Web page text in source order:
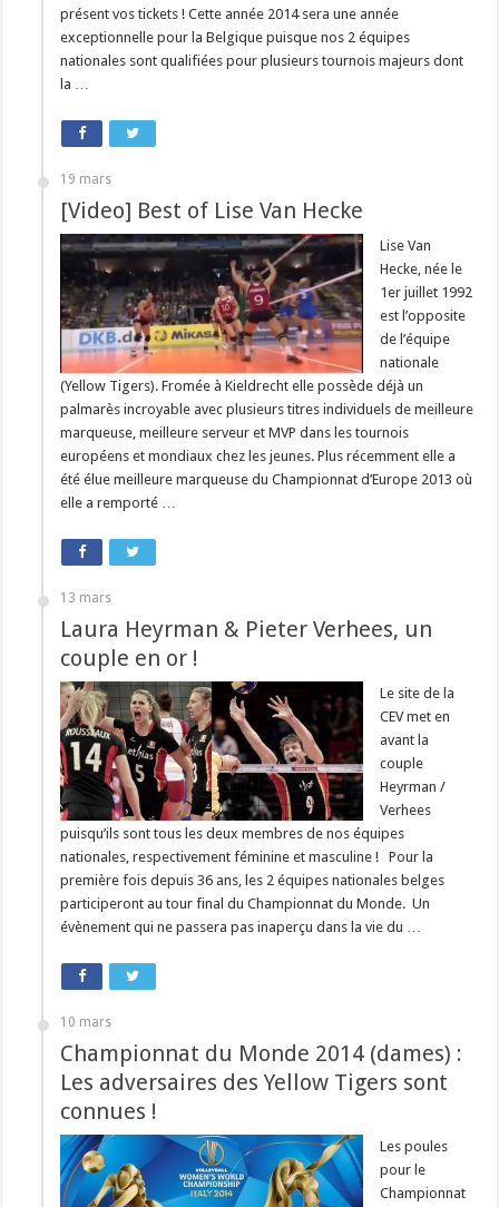
présent vos tickets ! Cette année 2014 sera une année
exceptionnelle pour la Belgique puisque nos 2 équipes
nationales sont qualifiées pour plusieurs tournois majeurs dont
la …
19 mars
[Video] Best of Lise Van Hecke
Lise Van
Hecke, née le
1er juillet 1992
est l’opposite
de l’équipe
nationale
(Yellow Tigers). Fromée à Kieldrecht elle possède déjà un
palmarès incroyable avec plusieurs titres individuels de meilleure
marqueuse, meilleure serveur et MVP dans les tournois
européens et mondiaux chez les jeunes. Plus récemment elle a
été élue meilleure marqueuse du Championnat d’Europe 2013 où
elle a remporté …
13 mars
Laura Heyrman & Pieter Verhees, un
couple en or !
Le site de la
CEV met en
avant la
couple
Heyrman /
Verhees
puisqu’ils sont tous les deux membres de nos équipes
nationales, respectivement féminine et masculine ! Pour la
première fois depuis 36 ans, les 2 équipes nationales belges
participeront au tour final du Championnat du Monde. Un
évènement qui ne passera pas inaperçu dans la vie du …
10 mars
Championnat du Monde 2014 (dames) :
Les adversaires des Yellow Tigers sont
connues !
Les poules
pour le
Championnat